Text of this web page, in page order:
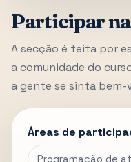
Participar
A secção é feita por
a comunidade do
a gente se sinta bem-
Áreas de
Programação de